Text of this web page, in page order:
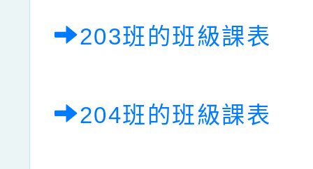
203班的班級課表
204班的班級課表